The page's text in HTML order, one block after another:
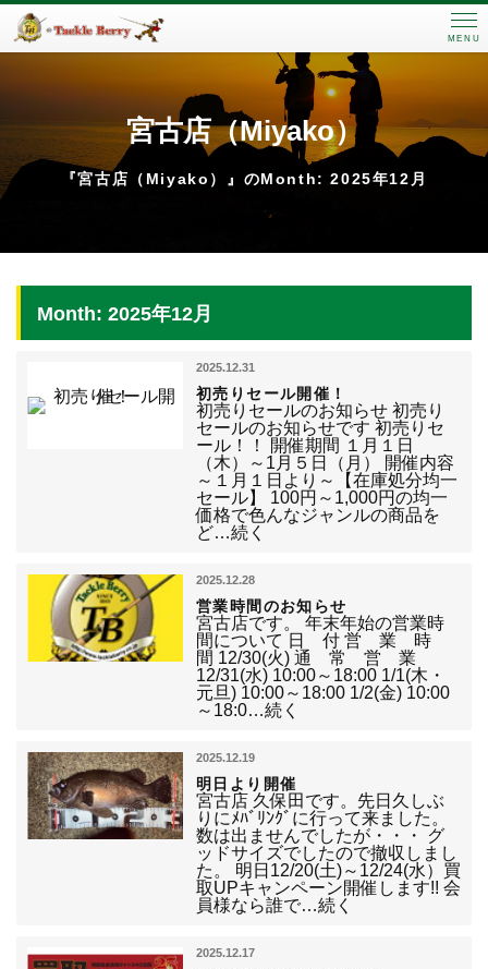
MENU
宮古店（Miyako）
『宮古店（Miyako）』のMonth: 2025年12月
Month: 2025年12月
2025.12.31
初売りセール開催！
初売りセールのお知らせ 初売り
セールのお知らせです 初売りセ
ール！！ 開催期間 １月１日
（木）～1月５日（月） 開催内容
～１月１日より～【在庫処分均一
セール】 100円～1,000円の均一
価格で色んなジャンルの商品を
ど…続く
2025.12.28
営業時間のお知らせ
宮古店です。 年末年始の営業時
間について 日 付 営 業 時
間 12/30(火) 通 常 営 業
12/31(水) 10:00～18:00 1/1(木・
元旦) 10:00～18:00 1/2(金) 10:00
～18:0…続く
2025.12.19
明日より開催
宮古店 久保田です。先日久しぶ
りにﾒﾊﾞﾘﾝｸﾞに行って来ました。
数は出ませんでしたが・・・ グ
ッドサイズでしたので撤収しまし
た。 明日12/20(土)～12/24(水）買
取UPキャンペーン開催します!! 会
員様なら誰で…続く
2025.12.17